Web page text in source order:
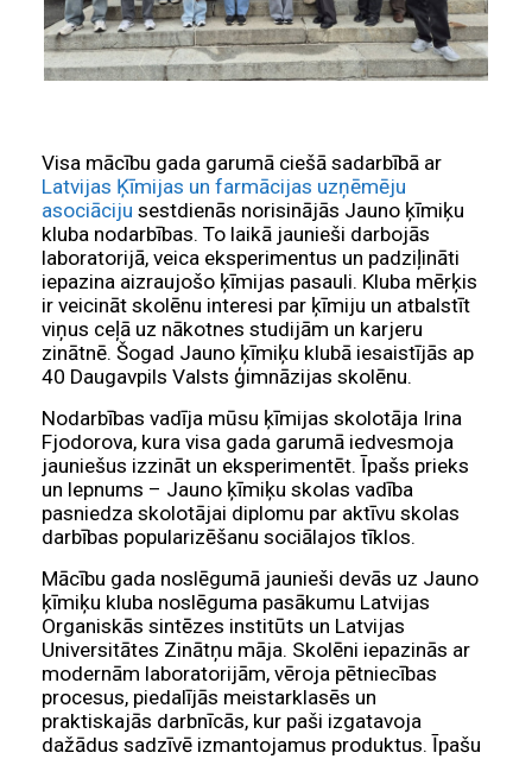
Visa mācību gada garumā ciešā sadarbībā ar
Latvijas Ķīmijas un farmācijas uzņēmēju
asociāciju sestdienās norisinājās Jauno ķīmiķu
kluba nodarbības. To laikā jaunieši darbojās
laboratorijā, veica eksperimentus un padziļināti
iepazina aizraujošo ķīmijas pasauli. Kluba mērķis
ir veicināt skolēnu interesi par ķīmiju un atbalstīt
viņus ceļā uz nākotnes studijām un karjeru
zinātnē. Šogad Jauno ķīmiķu klubā iesaistījās ap
40 Daugavpils Valsts ģimnāzijas skolēnu.
Nodarbības vadīja mūsu ķīmijas skolotāja Irina
Fjodorova, kura visa gada garumā iedvesmoja
jauniešus izzināt un eksperimentēt. Īpašs prieks
un lepnums – Jauno ķīmiķu skolas vadība
pasniedza skolotājai diplomu par aktīvu skolas
darbības popularizēšanu sociālajos tīklos.
Mācību gada noslēgumā jaunieši devās uz Jauno
ķīmiķu kluba noslēguma pasākumu Latvijas
Organiskās sintēzes institūts un Latvijas
Universitātes Zinātņu māja. Skolēni iepazinās ar
modernām laboratorijām, vēroja pētniecības
procesus, piedalījās meistarklasēs un
praktiskajās darbnīcās, kur paši izgatavoja
dažādus sadzīvē izmantojamus produktus. Īpašu